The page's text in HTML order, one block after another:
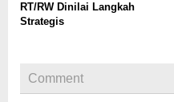
RT/RW Dinilai Langkah
Strategis
Comment